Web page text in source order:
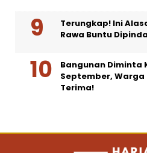
Terungkap! Ini
Rawa Buntu
Bangunan Diminta
September, Warga
Terima!